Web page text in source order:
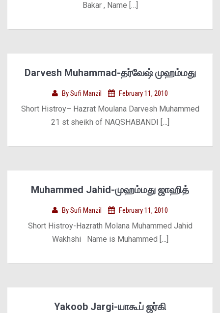
Bakar , Name […]
Darvesh Muhammad-தர்வேஷ் முஹம்மது
BySufi Manzil February 11, 2010
Short Histroy– Hazrat Moulana Darvesh Muhammed
21 st sheikh of NAQSHABANDI […]
Muhammed Jahid-முஹம்மது ஜாஹித்
BySufi Manzil February 11, 2010
Short Histroy-Hazrath Molana Muhammed Jahid
Wakhshi Name is Muhammed […]
Yakoob Jargi-யாகூப் ஜர்கி